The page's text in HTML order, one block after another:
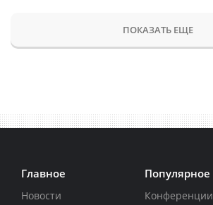
ПОКАЗАТЬ ЕЩЕ
Главное
Новости
Популярное
Конференции